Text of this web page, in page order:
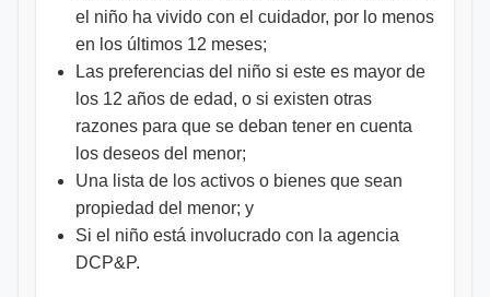
el niño ha vivido con el cuidador, por lo menos
en los últimos 12 meses;
Las preferencias del niño si este es mayor de
los 12 años de edad, o si existen otras
razones para que se deban tener en cuenta
los deseos del menor;
Una lista de los activos o bienes que sean
propiedad del menor; y
Si el niño está involucrado con la agencia
DCP&P.